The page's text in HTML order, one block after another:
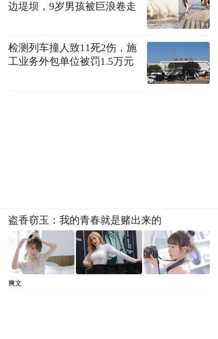
边堤坝，9岁男孩被巨浪卷走
检测列车撞人致11死2伤，施
工业务外包单位被罚1.5万元
盗香窃玉：我的青春就是赌出来的
爽文